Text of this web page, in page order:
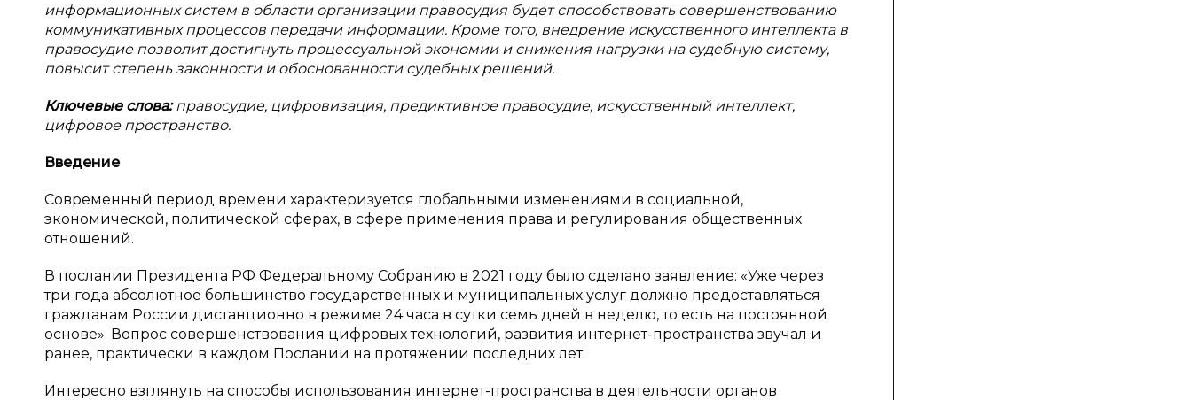
информационных систем в области организации правосудия будет способствовать совершенствованию
коммуникативных процессов передачи информации. Кроме того, внедрение искусственного интеллекта в
правосудие позволит достигнуть процессуальной экономии и снижения нагрузки на судебную систему,
повысит степень законности и обоснованности судебных решений.
Ключевые слова:правосудие, цифровизация, предиктивное правосудие, искусственный интеллект,
цифровое пространство.
Введение
Современный период времени характеризуется глобальными изменениями в социальной,
экономической, политической сферах, в сфере применения права и регулирования общественных
отношений.
В послании Президента РФ Федеральному Собранию в 2021 году было сделано заявление: «Уже через
три года абсолютное большинство государственных и муниципальных услуг должно предоставляться
гражданам России дистанционно в режиме 24 часа в сутки семь дней в неделю, то есть на постоянной
основе». Вопрос совершенствования цифровых технологий, развития интернет-пространства звучал и
ранее, практически в каждом Послании на протяжении последних лет.
Интересно взглянуть на способы использования интернет-пространства в деятельности органов